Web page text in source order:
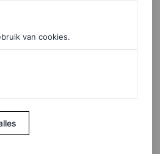
van cookies.